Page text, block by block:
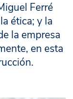
Ferré
ética; y la
la empresa
en esta